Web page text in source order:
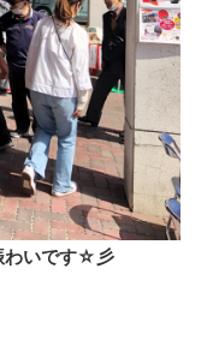
わいです☆彡